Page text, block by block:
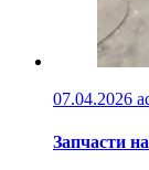
07.04.2026
Запчасти